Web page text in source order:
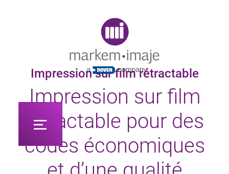
Impression sur film rétractable
Impression sur film
rétractable pour des
codes économiques